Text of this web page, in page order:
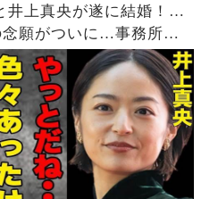
井上真央が遂に結婚！…
願がついに…事務所か
も驚愕の18年間の隠密
ジャニーズ問題の最中